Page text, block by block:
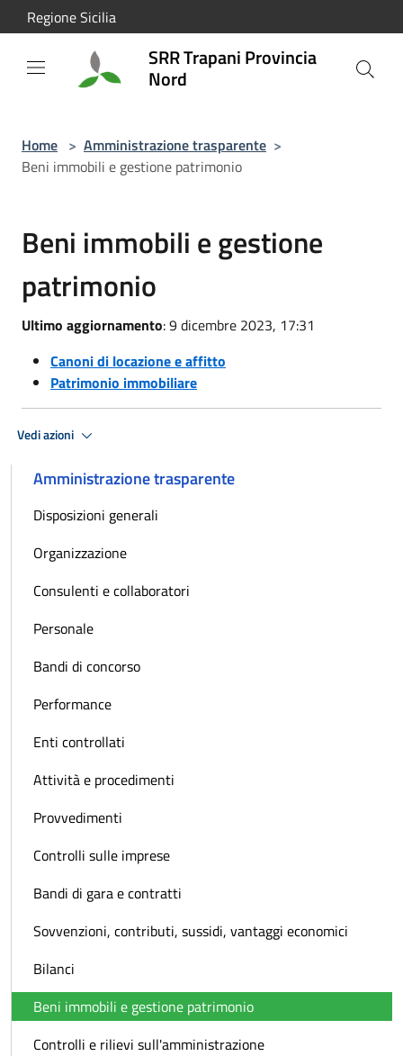
Salta al contenuto principale
Regione Sicilia
SRR Trapani Provincia
Nord
Home > Amministrazione trasparente >
Beni immobili e gestione patrimonio
Beni immobili e gestione
patrimonio
Ultimo aggiornamento: 9 dicembre 2023, 17:31
Canoni di locazione e affitto
Patrimonio immobiliare
Vedi azioni
Amministrazione trasparente
Disposizioni generali
Organizzazione
Consulenti e collaboratori
Personale
Bandi di concorso
Performance
Enti controllati
Attività e procedimenti
Provvedimenti
Controlli sulle imprese
Bandi di gara e contratti
Sovvenzioni, contributi, sussidi, vantaggi economici
Bilanci
Beni immobili e gestione patrimonio
Controlli e rilievi sull'amministrazione